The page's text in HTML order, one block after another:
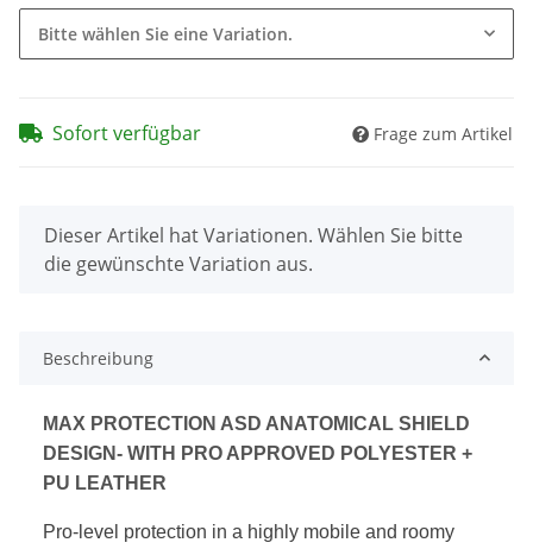
Bitte wählen Sie eine Variation.
Sofort verfügbar Frage zum Artikel
x
Dieser Artikel hat Variationen. Wählen Sie bitte
die gewünschte Variation aus.
Beschreibung
MAX PROTECTION ASD ANATOMICAL SHIELD
DESIGN- WITH PRO APPROVED POLYESTER +
PU LEATHER
Pro-level protection in a highly mobile and roomy